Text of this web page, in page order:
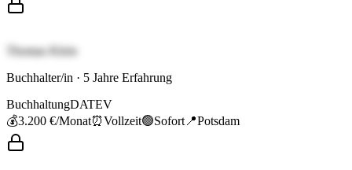
Thomas Klein
Buchhalter/in · 5 Jahre Erfahrung
BuchhaltungDATEV
💰3.200 €/Monat⏰Vollzeit🟢Sofort 📍Potsdam